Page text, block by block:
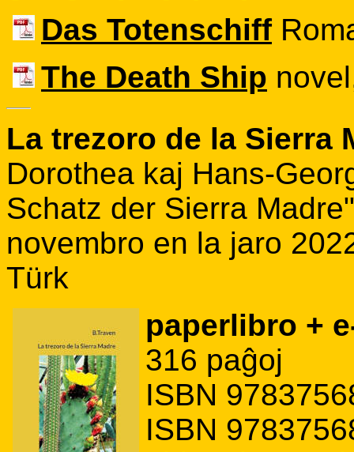
Das Totenschiff
The Death Ship
La trezoro de la Sierra
Dorothea kaj Hans-
Schatz der Sierra
novembro en la jaro
Türk
paperlibro +
316 paĝoj
ISBN
ISBN